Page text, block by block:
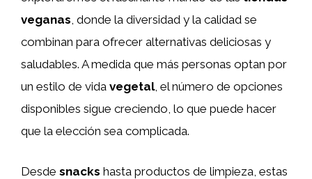
veganas, donde la diversidad y la calidad se
combinan para ofrecer alternativas deliciosas y
saludables. A medida que más personas optan por
un estilo de vida vegetal, el número de opciones
disponibles sigue creciendo, lo que puede hacer
que la elección sea complicada.
Desde snacks hasta productos de limpieza, estas